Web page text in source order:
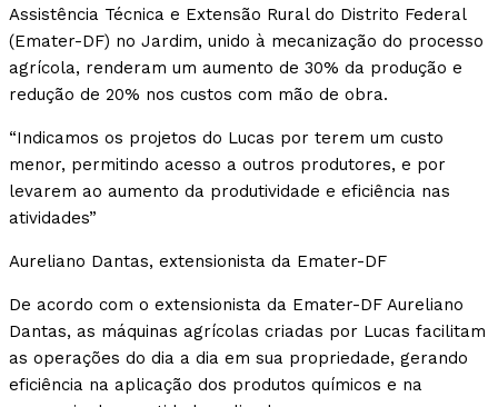
Assistência Técnica e Extensão Rural do Distrito Federal
(Emater-DF) no Jardim, unido à mecanização do processo
agrícola, renderam um aumento de 30% da produção e
redução de 20% nos custos com mão de obra.
“Indicamos os projetos do Lucas por terem um custo
menor, permitindo acesso a outros produtores, e por
levarem ao aumento da produtividade e eficiência nas
atividades”
Aureliano Dantas, extensionista da Emater-DF
De acordo com o extensionista da Emater-DF Aureliano
Dantas, as máquinas agrícolas criadas por Lucas facilitam
as operações do dia a dia em sua propriedade, gerando
eficiência na aplicação dos produtos químicos e na